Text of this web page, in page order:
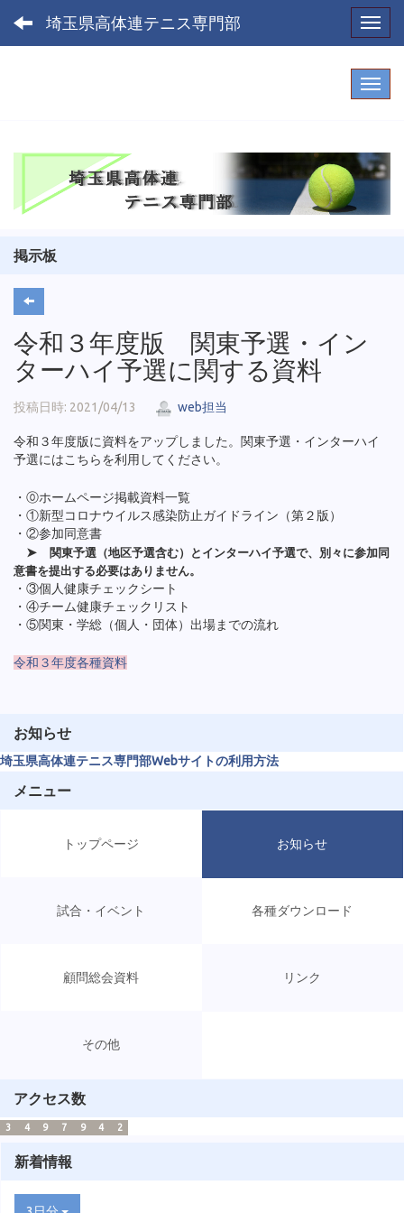
埼玉県高体連テニス専門部
掲示板
令和３年度版 関東予選・イン
ターハイ予選に関する資料
投稿日時: 2021/04/13 web担当
令和３年度版に資料をアップしました。関東予選・インターハイ
予選にはこちらを利用してください。
・⓪ホームページ掲載資料一覧
・①新型コロナウイルス感染防止ガイドライン（第２版）
・②参加同意書
➤ 関東予選（地区予選含む）とインターハイ予選で、 別々に参加同
意書を提出する必要はありません。
・③個人健康チェックシート
・④チーム健康チェックリスト
・⑤関東・学総（個人・団体）出場までの流れ
令和３年度各種資料
お知らせ
埼玉県高体連テニス専門部Webサイトの利用方法
メニュー
トップページ お知らせ
試合・イベント 各種ダウンロード
顧問総会資料 リンク
その他
アクセス数
3 4 9 7 9 4 2
新着情報